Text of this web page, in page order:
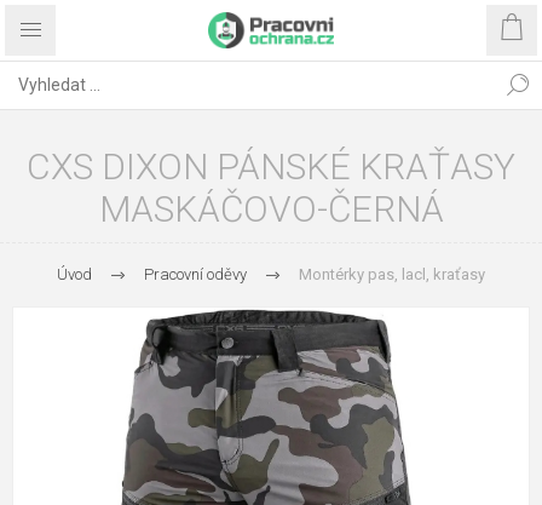
CXS DIXON PÁNSKÉ KRAŤASY
MASKÁČOVO-ČERNÁ
Úvod Pracovní oděvy Montérky pas, lacl, kraťasy